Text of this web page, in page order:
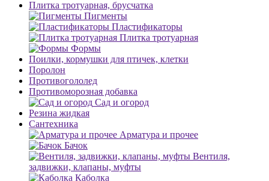
Плитка тротуарная, брусчатка
Пигменты
Пластификаторы
Плитка тротуарная
Формы
Поилки, кормушки для птичек, клетки
Поролон
Противогололед
Противоморозная добавка
Сад и огород
Резина жидкая
Сантехника
Арматура и прочее
Бачок
Вентиля,
задвижки, клапаны, муфты
Каболка